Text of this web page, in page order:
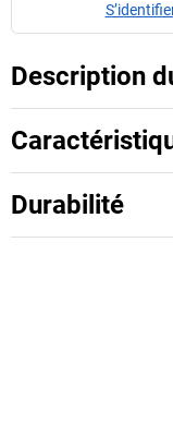
Description
Durabilité